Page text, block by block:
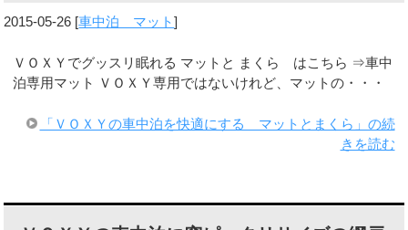
2015-05-26 [車中泊 マット]
ＶＯＸＹでグッスリ眠れる マットと まくら はこちら ⇒車中
泊専用マット ＶＯＸＹ専用ではないけれど、マットの・・・
「ＶＯＸＹの車中泊を快適にする マットとまくら」の続
きを読む